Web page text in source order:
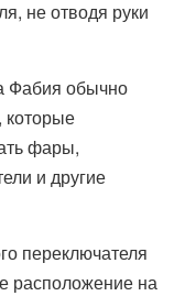
не отводя руки
Фабия обычно
которые
фары,
и другие
переключателя
расположение на